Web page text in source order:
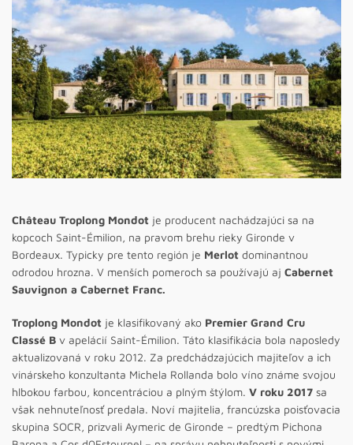
Château Troplong Mondot je producent nachádzajúci sa na
kopcoch Saint-Émilion, na pravom brehu rieky Gironde v
Bordeaux. Typicky pre tento región je Merlot dominantnou
odrodou hrozna. V menších pomeroch sa používajú aj Cabernet
Sauvignon a Cabernet Franc.
Troplong Mondot je klasifikovaný ako Premier Grand Cru
Classé B v apelácií Saint-Émilion. Táto klasifikácia bola naposledy
aktualizovaná v roku 2012. Za predchádzajúcich majiteľov a ich
vinárskeho konzultanta Michela Rollanda bolo víno známe svojou
hlbokou farbou, koncentráciou a plným štýlom. V roku 2017 sa
však nehnuteľnosť predala. Noví majitelia, francúzska poisťovacia
skupina SOCR, prizvali Aymeric de Gironde – predtým Pichona